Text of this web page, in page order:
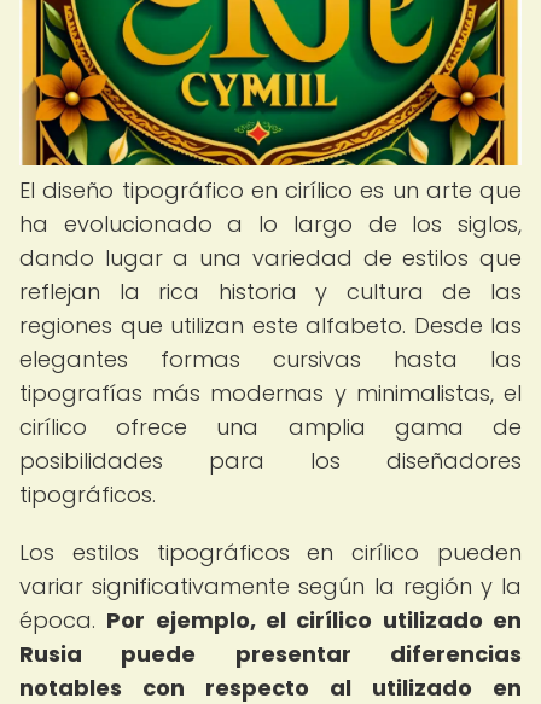
El diseño tipográfico en cirílico es un arte que
ha evolucionado a lo largo de los siglos,
dando lugar a una variedad de estilos que
reflejan la rica historia y cultura de las
regiones que utilizan este alfabeto. Desde las
elegantes formas cursivas hasta las
tipografías más modernas y minimalistas, el
cirílico ofrece una amplia gama de
posibilidades para los diseñadores
tipográficos.
Los estilos tipográficos en cirílico pueden
variar significativamente según la región y la
época. Por ejemplo, el cirílico utilizado en
Rusia puede presentar diferencias
notables con respecto al utilizado en